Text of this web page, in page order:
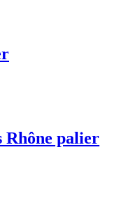
Rhône palier